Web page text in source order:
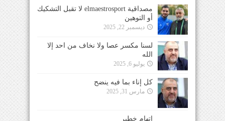
مصداقية elmaestrosport لا تقبل التشكيك
أو التوهين
ديسمبر 22, 2025
لسنا مكسر عصا ولا نخاف من احد إلا
الله
يوليو 6, 2025
كل إناء بما فيه ينضح
مارس 31, 2025
إتهام خطير